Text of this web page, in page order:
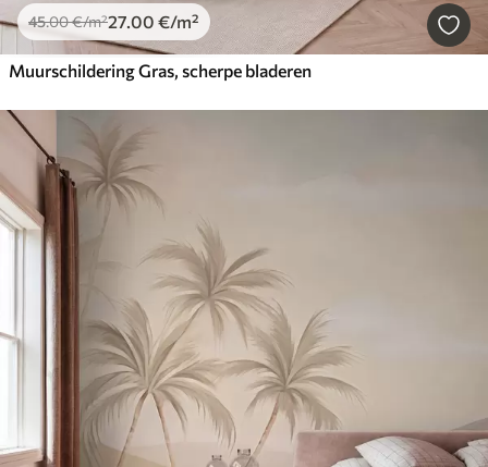
45.00€/m²27.00 €/m²
Muurschildering Gras, scherpe bladeren